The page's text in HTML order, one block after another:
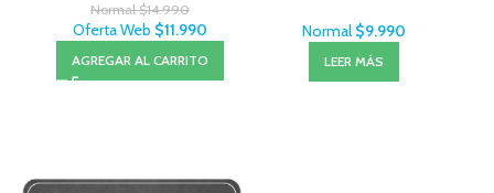
Normal$14.990
Oferta Web $11.990
AGREGAR AL CARRITO
Normal $9.990
LEER MÁS